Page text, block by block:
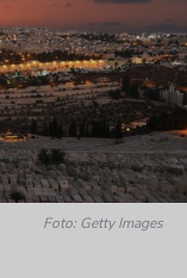
Foto: Getty Images